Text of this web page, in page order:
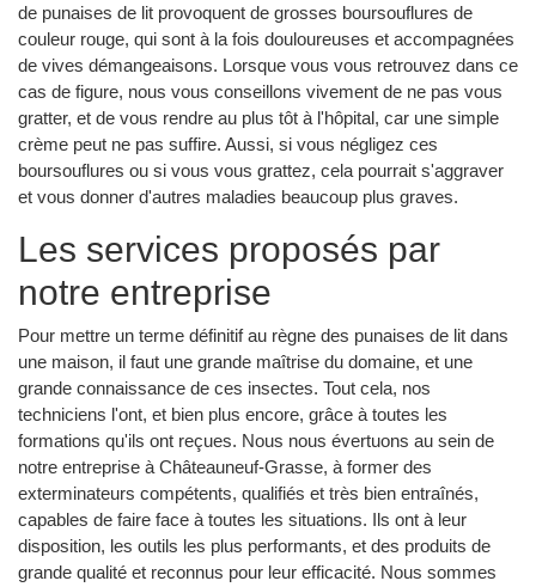
de punaises de lit provoquent de grosses boursouflures de
couleur rouge, qui sont à la fois douloureuses et accompagnées
de vives démangeaisons. Lorsque vous vous retrouvez dans ce
cas de figure, nous vous conseillons vivement de ne pas vous
gratter, et de vous rendre au plus tôt à l'hôpital, car une simple
crème peut ne pas suffire. Aussi, si vous négligez ces
boursouflures ou si vous vous grattez, cela pourrait s'aggraver
et vous donner d'autres maladies beaucoup plus graves.
Les services proposés par
notre entreprise
Pour mettre un terme définitif au règne des punaises de lit dans
une maison, il faut une grande maîtrise du domaine, et une
grande connaissance de ces insectes. Tout cela, nos
techniciens l'ont, et bien plus encore, grâce à toutes les
formations qu'ils ont reçues. Nous nous évertuons au sein de
notre entreprise à Châteauneuf-Grasse, à former des
exterminateurs compétents, qualifiés et très bien entraînés,
capables de faire face à toutes les situations. Ils ont à leur
disposition, les outils les plus performants, et des produits de
grande qualité et reconnus pour leur efficacité. Nous sommes